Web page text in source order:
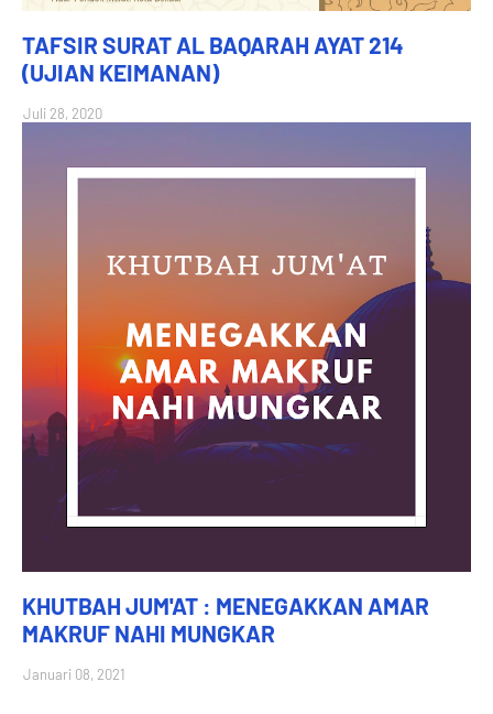
TAFSIR SURAT AL BAQARAH AYAT 214
(UJIAN KEIMANAN)
Juli 28, 2020
KHUTBAH JUM'AT : MENEGAKKAN AMAR
MAKRUF NAHI MUNGKAR
Januari 08, 2021